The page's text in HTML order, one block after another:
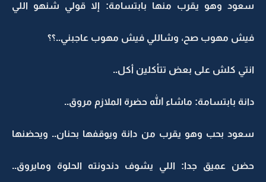
سعود وهو يقرب منها بابتسامة: إلا قولي شنهو اللي
فيش مهوب صح، وشاللي فيش مهوب عاجبني..؟؟
انتي كلش على بعض تتأكلين أكل..
دانة بابتسامة: ماشاء الله حضرة الملازم مروق..
سعود بحب وهو يقرب من دانة ويوقفها بحنان.. ويحضنها
حضن عميق جدا: اللي يشوف دندونته الحلوة ومايروق..